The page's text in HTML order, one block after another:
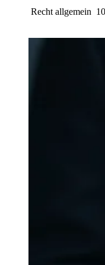
Recht allgemein